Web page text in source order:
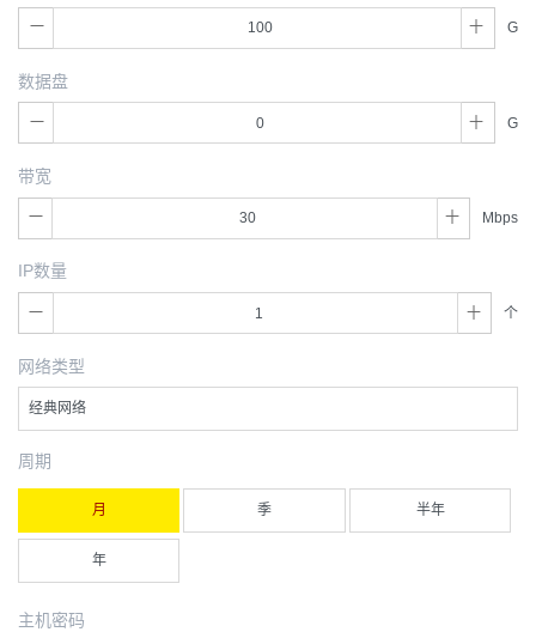
G
数据盘
G
带宽
Mbps
IP数量
个
网络类型
经典网络
周期
月 季 半年
年
主机密码